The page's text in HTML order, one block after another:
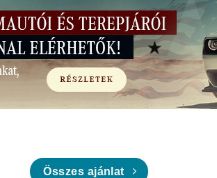
Összes ajánlat